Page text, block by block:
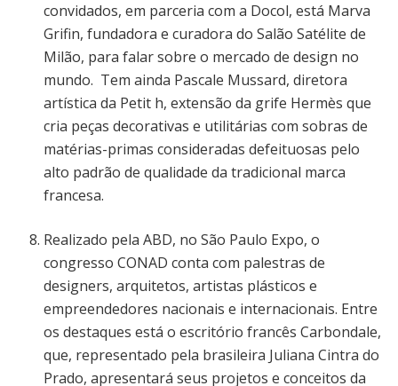
convidados, em parceria com a Docol, está Marva
Grifin, fundadora e curadora do Salão Satélite de
Milão, para falar sobre o mercado de design no
mundo. Tem ainda Pascale Mussard, diretora
artística da Petit h, extensão da grife Hermès que
cria peças decorativas e utilitárias com sobras de
matérias-primas consideradas defeituosas pelo
alto padrão de qualidade da tradicional marca
francesa.
Realizado pela ABD, no São Paulo Expo, o
congresso CONAD conta com palestras de
designers, arquitetos, artistas plásticos e
empreendedores nacionais e internacionais. Entre
os destaques está o escritório francês Carbondale,
que, representado pela brasileira Juliana Cintra do
Prado, apresentará seus projetos e conceitos da